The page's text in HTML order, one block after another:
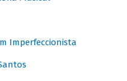
Imperfeccionista